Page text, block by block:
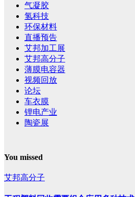
气凝胶
氢科技
环保材料
直播预告
艾邦加工展
艾邦高分子
薄膜电容器
视频回放
论坛
车衣膜
锂电产业
陶瓷展
You missed
艾邦高分子